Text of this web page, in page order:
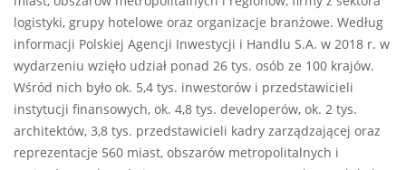
logistyki, grupy hotelowe oraz organizacje branżowe. Według
informacji Polskiej Agencji Inwestycji i Handlu S.A. w 2018 r. w
wydarzeniu wzięło udział ponad 26 tys. osób ze 100 krajów.
Wśród nich było ok. 5,4 tys. inwestorów i przedstawicieli
instytucji finansowych, ok. 4,8 tys. developerów, ok. 2 tys.
architektów, 3,8 tys. przedstawicieli kadry zarządzającej oraz
reprezentacje 560 miast, obszarów metropolitalnych i